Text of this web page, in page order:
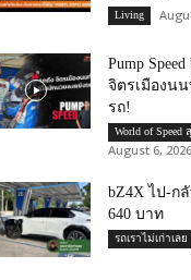
Living
Pump
จิตรเมืองน
รถ!
World of
August 6, 2026
bZ4X ไป-ก
640 บาท
รถเราไม่เก่าเลย